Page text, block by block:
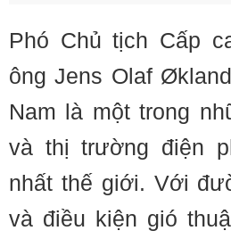
Phó Chủ tịch Cấp
ông Jens Olaf
Nam là một trong
và thị trường điện
nhất thế giới. Với
và điều kiện gió